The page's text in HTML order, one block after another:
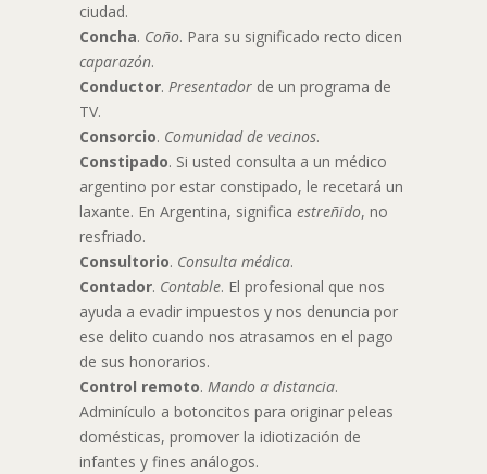
ciudad.
Concha. Coño. Para su significado recto dicen
caparazón.
Conductor. Presentador de un programa de
TV.
Consorcio. Comunidad de vecinos.
Constipado. Si usted consulta a un médico
argentino por estar constipado, le recetará un
laxante. En Argentina, significa estreñido, no
resfriado.
Consultorio. Consulta médica.
Contador. Contable. El profesional que nos
ayuda a evadir impuestos y nos denuncia por
ese delito cuando nos atrasamos en el pago
de sus honorarios.
Control remoto. Mando a distancia.
Adminículo a botoncitos para originar peleas
domésticas, promover la idiotización de
infantes y fines análogos.